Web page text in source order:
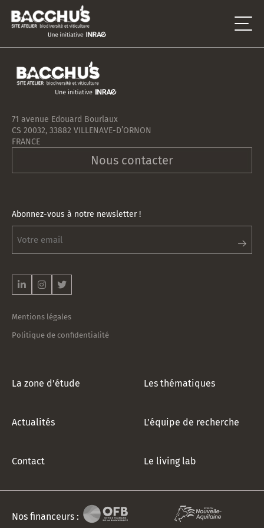
71 avenue Edouard Bourlaux
CS 20032, 33882 VILLENAVE-D’ORNON
FRANCE
Nous contacter
La zone d’étude Les thématiques
Actualités L’équipe de recherche
Contact Le living lab
Abonnez-vous à notre newsletter !
vous
à
newsletter
Mentions légales
Politique de confidentialité
Nos financeurs :